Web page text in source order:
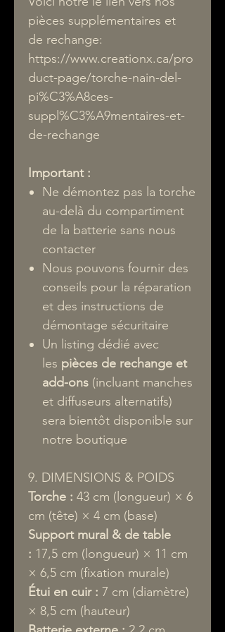
pièces supplémentaires et
de rechange:
https://www.creationx.ca/pro
duct-page/torche-nain-del-
pi%C3%A8ces-
suppl%C3%A9mentaires-et-
de-rechange
Important :
Ne démontez pas la torche
au-delà du compartiment
de la batterie sans nous
contacter
Nous pouvons fournir des
conseils pour la réparation
et des instructions de
démontage sécuritaire
Un listing dédié avec
les pièces de rechange et
add-ons (incluant manches
et diffuseurs alternatifs)
sera bientôt disponible sur
notre boutique
9. DIMENSIONS & POIDS
Torche : 43 cm (longueur) × 6
cm (tête) × 4 cm (base)
Support mural & de table
: 17,5 cm (longueur) × 11 cm
× 6,5 cm (fixation murale)
Étui en cuir : 7 cm (diamètre)
× 8,5 cm (hauteur)